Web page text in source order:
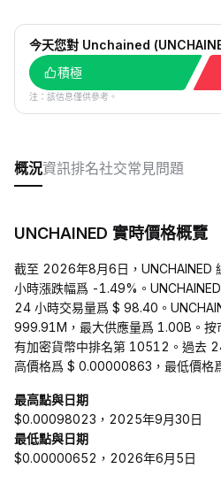
今天您對 Unchained
積極
注：該信息僅供參考。
概況資訊排名社交常見問題
UNCHAINED 實時價格概覽
截至 2026年8月6日，UNCHAINED
小時漲跌幅爲 -1.49%。
24 小時交易量爲 $ 98.40。
999.91M，最大供應量爲 1.00B。按
有加密貨幣中排名第 10512。過去
高價格爲 $ 0.00000863，最低價格
最高點與日期
$0.00098023，2025年9月30日
最低點與日期
$0.00000652，2026年6月5日